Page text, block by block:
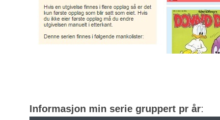
Informasjon min serie gruppert pr år: